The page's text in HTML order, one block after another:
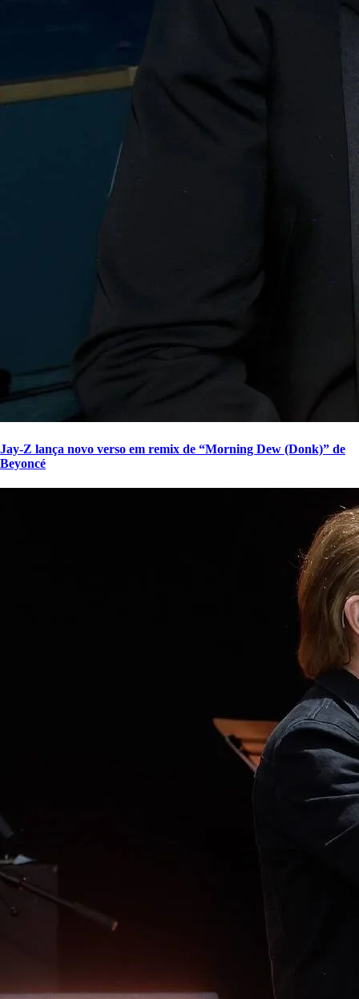
Jay-Z lança novo verso em remix de “Morning Dew (Donk)” de
Beyoncé